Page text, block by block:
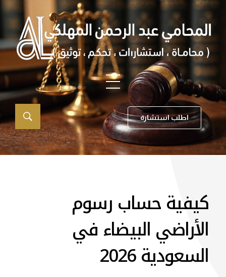
اطلب استشارة
كيفية حساب رسوم
الأراضي البيضاء في
السعودية 2026